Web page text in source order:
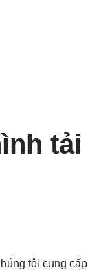
tải
tôi cung cấp